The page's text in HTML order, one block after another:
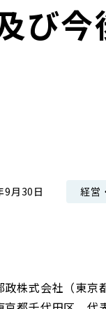
び今
9月30日 経営
政株式会社（東